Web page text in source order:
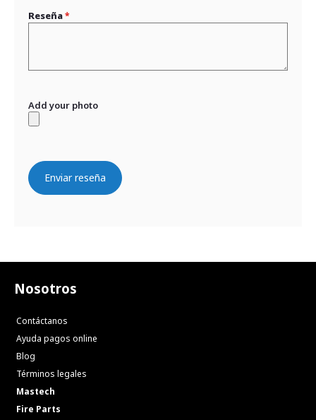
Reseña
Add your photo
Enviar reseña
Nosotros
Contáctanos
Ayuda pagos online
Blog
Términos legales
Mastech
Fire Parts